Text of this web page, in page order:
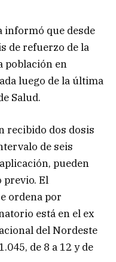
informó que desde
de refuerzo de la
población en
luego de la última
Salud.
recibido dos dosis
de seis
pueden
El
ordena por
está en el ex
del Nordeste
de 8 a 12 y de